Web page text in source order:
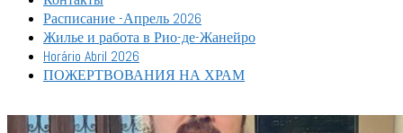
Расписание -Апрель 2026
Жилье и работа в Рио-де-Жанейро
Horário Abril 2026
ПОЖЕРТВОВАНИЯ НА ХРАМ